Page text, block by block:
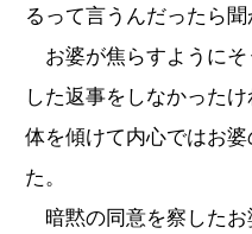
るって言うんだったら聞
お婆が焦らすようにそ
した返事をしなかった
体を傾けて内心ではお
た。
暗黙の同意を察したお